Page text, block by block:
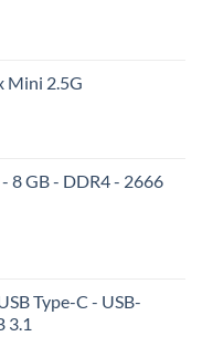
Mini 2.5G
8 GB - DDR4 - 2666
Type-C - USB-
3.1